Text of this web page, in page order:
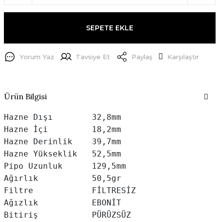
SEPETE EKLE
Yorum Yaz Tavsiye Et Paylaş Karşılaştır
Ürün Bilgisi
Hazne Dışı        32,8mm
Hazne İçi         18,2mm
Hazne Derinlik    39,7mm
Hazne Yükseklik   52,5mm
Pipo Uzunluk      129,5mm
Ağırlık           50,5gr
Filtre            FİLTRESİZ
Ağızlık           EBONİT
Bitiriş           PÜRÜZSÜZ